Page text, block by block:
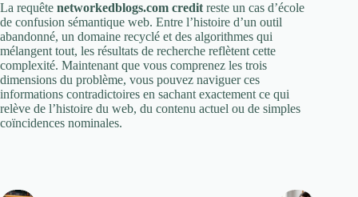
La requête networkedblogs.com credit reste un cas d’école
de confusion sémantique web. Entre l’histoire d’un outil
abandonné, un domaine recyclé et des algorithmes qui
mélangent tout, les résultats de recherche reflètent cette
complexité. Maintenant que vous comprenez les trois
dimensions du problème, vous pouvez naviguer ces
informations contradictoires en sachant exactement ce qui
relève de l’histoire du web, du contenu actuel ou de simples
coïncidences nominales.